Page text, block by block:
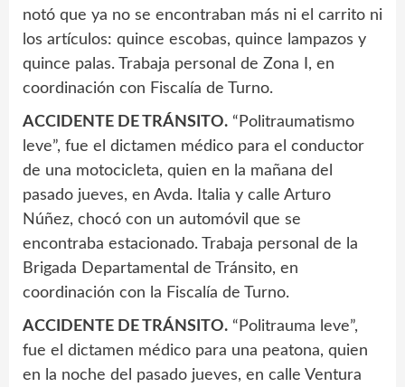
notó que ya no se encontraban más ni el carrito ni
los artículos: quince escobas, quince lampazos y
quince palas. Trabaja personal de Zona I, en
coordinación con Fiscalía de Turno.
ACCIDENTE DE TRÁNSITO. “Politraumatismo
leve”, fue el dictamen médico para el conductor
de una motocicleta, quien en la mañana del
pasado jueves, en Avda. Italia y calle Arturo
Núñez, chocó con un automóvil que se
encontraba estacionado. Trabaja personal de la
Brigada Departamental de Tránsito, en
coordinación con la Fiscalía de Turno.
ACCIDENTE DE TRÁNSITO. “Politrauma leve”,
fue el dictamen médico para una peatona, quien
en la noche del pasado jueves, en calle Ventura